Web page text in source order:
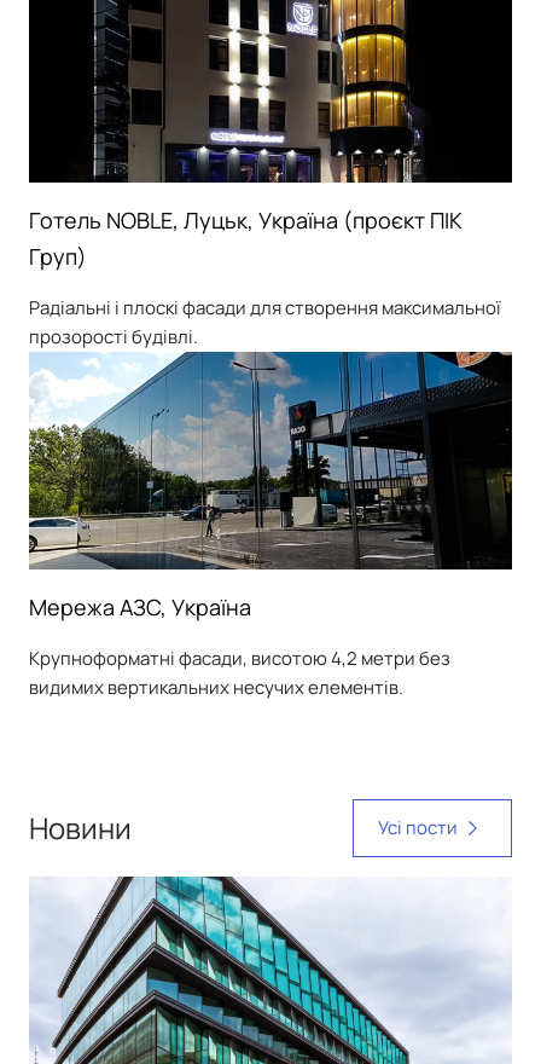
Готель NOBLE, Луцьк, Україна (проєкт ПІК
Груп)
Радіальні і плоскі фасади для створення максимальної
прозорості будівлі.
Мережа АЗС, Україна
Крупноформатні фасади, висотою 4,2 метри без
видимих ​​вертикальних несучих елементів.
Новини Усі пости